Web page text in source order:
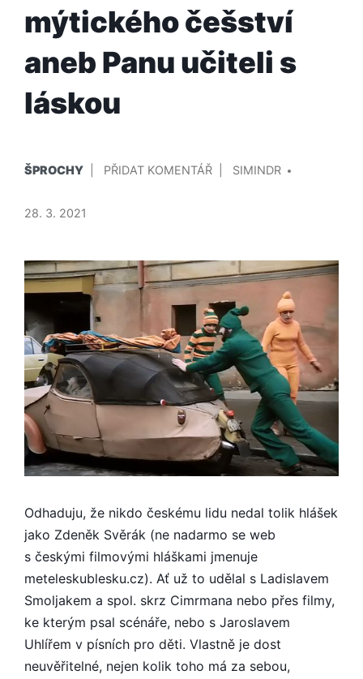
mýtického češství
aneb Panu učiteli s
láskou
V
ŠPROCHY PŘIDAT KOMENTÁŘNA
BUDITEL
MÝTICKÉHO
ČEŠSTVÍ
ANEB
PANU
UČITELI
S
LÁSKOU
SIMINDR
28. 3. 2021
Odhaduju, že nikdo českému lidu nedal tolik hlášek
jako Zdeněk Svěrák (ne nadarmo se web
s českými filmovými hláškami jmenuje
meteleskubles­ku.cz). Ať už to udělal s Ladislavem
Smoljakem a spol. skrz Cimrmana nebo přes filmy,
ke kterým psal scénáře, nebo s Jaroslavem
Uhlířem v písních pro děti. Vlastně je dost
neuvěřitelné, nejen kolik toho má za sebou,